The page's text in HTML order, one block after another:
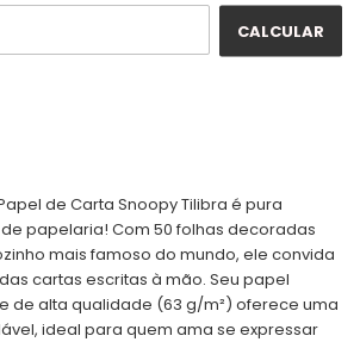
CALCULAR
de Carta Snoopy Tilibra é pura
papelaria! Com 50 folhas decoradas
mais famoso do mundo, ele convida
cartas escritas à mão. Seu papel
de alta qualidade (63 g/m²) oferece uma
ideal para quem ama se expressar